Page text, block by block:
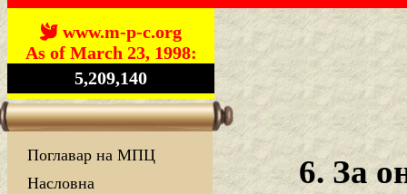
www.m-p-c.org
As of March 23, 1998:
5,209,140
Поглавар на МПЦ
Насловна
6. За